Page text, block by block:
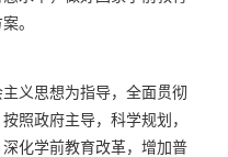
。
义思想为指导，全面贯彻
照政府主导，科学规划，
化学前教育改革，增加普